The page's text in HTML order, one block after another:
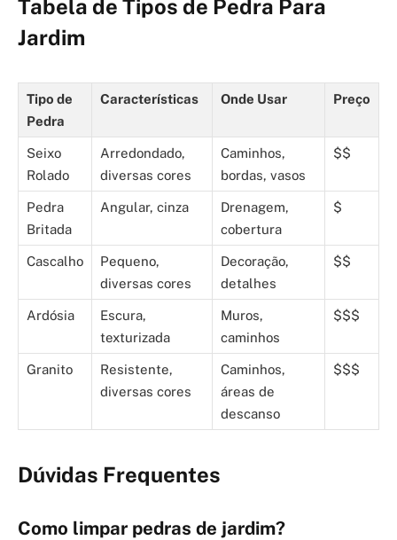
Tabela de Tipos de Pedra Para
Jardim
Tipo de
Pedra
Características Onde Usar Preço
Seixo
Rolado
Arredondado,
diversas cores
Caminhos,
bordas, vasos
$$
Pedra
Britada
Angular, cinza
Drenagem,
cobertura
$
Cascalho
Pequeno,
diversas cores
Decoração,
detalhes
$$
Ardósia
Escura,
texturizada
Muros,
caminhos
$$$
Granito
Resistente,
diversas cores
Caminhos,
áreas de
descanso
$$$
Dúvidas Frequentes
Como limpar pedras de jardim?